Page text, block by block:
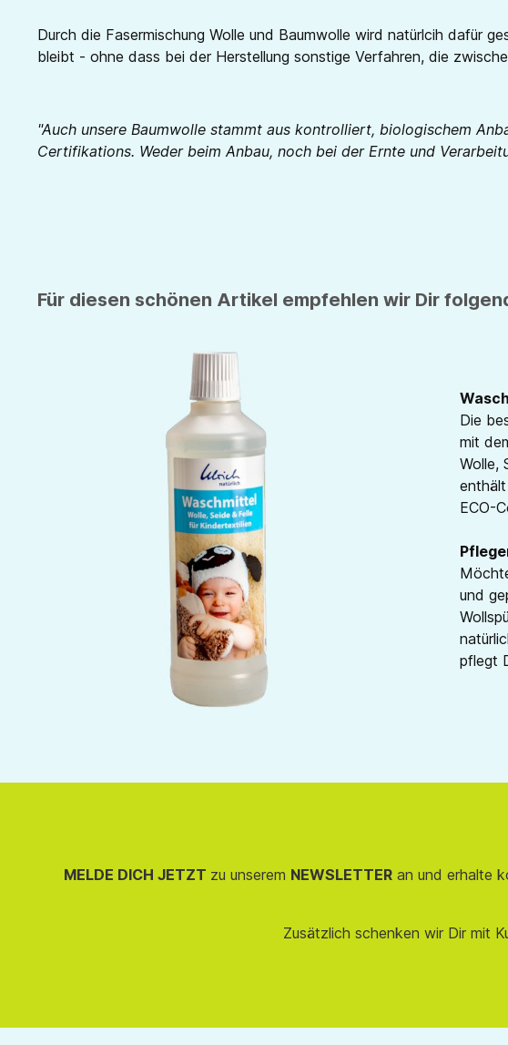
Durch die Fasermischung Wolle und Baumwolle wird natürlcih dafür
bleibt - ohne dass bei der Herstellung sonstige Verfahren, die
"Auch unsere Baumwolle stammt aus kontrolliert, biologischem
Certifikations. Weder beim Anbau, noch bei der Ernte und
Für diesen schönen Artikel empfehlen wir Dir
Die
mit
Wolle,
ECO-
und
pflegt
MELDE DICH JETZT zu unserem NEWSLETTERan und erhalte
Zusätzlich schenken wir Dir mit